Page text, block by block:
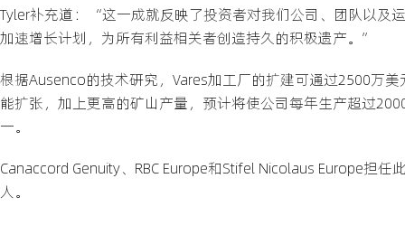
Tyler补充道：“这一成就反映了投资者对我们公司、团队以及
加速增长计划，为所有利益相关者创造持久的积极遗产。”
根据Ausenco的技术研究，Vares加工厂的扩建可通过2500万
能扩张，加上更高的矿山产量，预计将使公司每年生产超过
一。
Canaccord Genuity、RBC Europe和Stifel Nicolaus Europe担
人。